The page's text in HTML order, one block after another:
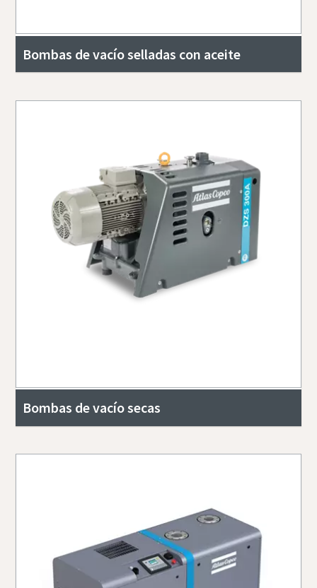
Bombas de vacío selladas con aceite
Bombas de vacío secas